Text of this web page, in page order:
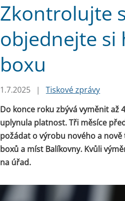
Zkontrolujte
objednejte si
boxu
1.7.2025 |
Tiskové zprávy
Do konce roku zbývá vyměnit až
uplynula platnost. Tři měsíce
požádat o výrobu nového a
boxů a míst Balíkovny. Kvůli
na úřad.